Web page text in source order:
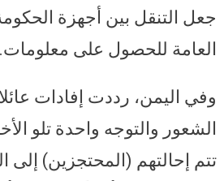
جعل التنقل بين أجهزة
العامة للحصول على معلومات.
وفي اليمن، رددت إفادات
الشعور والتوجه واحدة تلو
تتم إحالتهم (المحتجزين) إلى